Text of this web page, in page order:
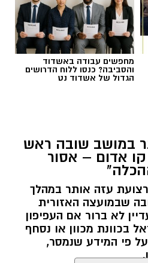
מחפשים עבודה באשדוד
והסביבה? כנסו ללוח הדרושים
הגדול של אשדוד נט
במושב שובה ראש
אדום – אסור
עזה אותר במהלך
שבמועצה האזורית
לא ברור אם העפיפון
בכוונת מכוון או נסחף
פי המידע שנמסר,